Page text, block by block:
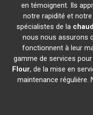
en témoignent. Ils
notre rapidité et
spécialistes de la
nous nous assurons
fonctionnent à leur
gamme de services
Flour, de la mise en
maintenance